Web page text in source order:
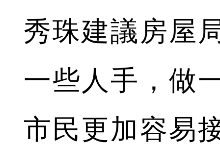
秀珠建議房屋
一些人手，做
市民更加容易